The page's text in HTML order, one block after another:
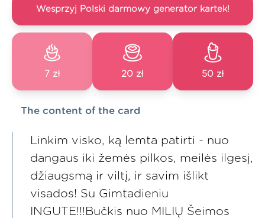
Wesprzyj Polski darmowy generator kartek!
7 zł 20 zł 50 zł
The content of the card
Linkim visko, ką lemta patirti - nuo
dangaus iki žemės pilkos, meilės ilgesį,
džiaugsmą ir viltį, ir savim išlikt
visados! Su Gimtadieniu
INGUTE!!!Bučkis nuo MILIŲ Šeimos